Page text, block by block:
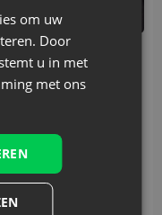
kunstmatige,
worden die
of in een
element
worden
door middel van
prachtige, unieke
om uw
Door
u in met
met ons